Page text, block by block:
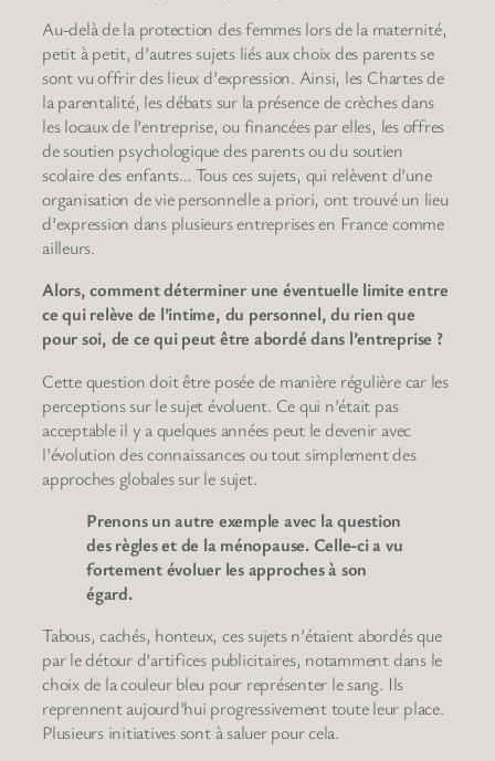
Au-delà de la protection des femmes lors de la maternité,
petit à petit, d’autres sujets liés aux choix des parents se
sont vu offrir des lieux d’expression. Ainsi, les Chartes de
la parentalité, les débats sur la présence de crèches dans
les locaux de l’entreprise, ou financées par elles, les offres
de soutien psychologique des parents ou du soutien
scolaire des enfants… Tous ces sujets, qui relèvent d’une
organisation de vie personnelle a priori, ont trouvé un lieu
d’expression dans plusieurs entreprises en France comme
ailleurs.
Alors, comment déterminer une éventuelle limite entre
ce qui relève de l’intime, du personnel, du rien que
pour soi, de ce qui peut être abordé dans l’entreprise ?
Cette question doit être posée de manière régulière car les
perceptions sur le sujet évoluent. Ce qui n’était pas
acceptable il y a quelques années peut le devenir avec
l’évolution des connaissances ou tout simplement des
approches globales sur le sujet.
Prenons un autre exemple avec la question
des règles et de la ménopause. Celle-ci a vu
fortement évoluer les approches à son
égard.
Tabous, cachés, honteux, ces sujets n’étaient abordés que
par le détour d’artifices publicitaires, notamment dans le
choix de la couleur bleu pour représenter le sang. Ils
reprennent aujourd’hui progressivement toute leur place.
Plusieurs initiatives sont à saluer pour cela.